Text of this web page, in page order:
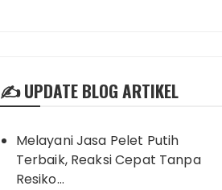
✍️ UPDATE BLOG ARTIKEL
Melayani Jasa Pelet Putih
Terbaik, Reaksi Cepat Tanpa
Resiko…